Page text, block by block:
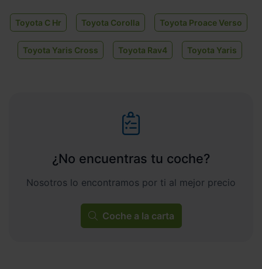
Toyota C Hr Toyota Corolla Toyota Proace Verso
Toyota Yaris Cross Toyota Rav4 Toyota Yaris
¿No encuentras tu coche?
Nosotros lo encontramos por ti al mejor precio
Coche a la carta